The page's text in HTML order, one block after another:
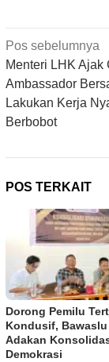
Navigasi
pos
Pos sebelumnya
Menteri LHK Ajak
Ambassador
Lakukan Kerja
Berbobot
POS TERKAIT
Dorong Pemilu
Kondusif, Bawaslu
Adakan
Demokrasi